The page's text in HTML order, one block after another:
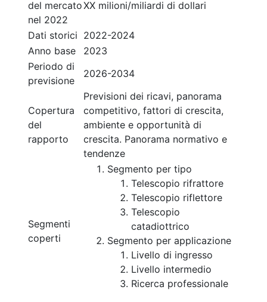
del mercato
nel 2022
XX milioni/miliardi di dollari
Dati storici 2022-2024
Anno base
2023
Periodo di
previsione
2026-2034
Copertura
del
rapporto
Previsioni dei ricavi, panorama
competitivo, fattori di crescita,
ambiente e opportunità di
crescita. Panorama normativo e
tendenze
Segmenti
coperti
Segmento per tipo
Telescopio rifrattore
Telescopio riflettore
Telescopio
catadiottrico
Segmento per applicazione
Livello di ingresso
Livello intermedio
Ricerca professionale